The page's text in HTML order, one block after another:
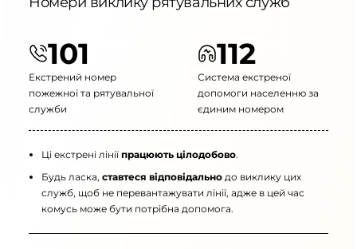
101
Екстрений номер
пожежної та рятувальної
служби
112
Система екстреної
допомоги населенню за
єдиним номером
Ці екстрені лінії працюють цілодобово.
Будь ласка, ставтеся відповідально до виклику цих
служб, щоб не перевантажувати лінії, адже в цей час
комусь може бути потрібна допомога.